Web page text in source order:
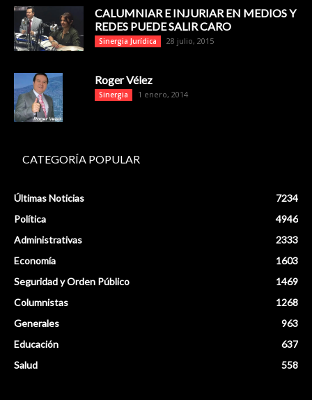
CALUMNIAR E INJURIAR EN MEDIOS Y
REDES PUEDE SALIR CARO
Sinergia Jurídica 28 julio, 2015
Roger Vélez
Sinergia 1 enero, 2014
CATEGORÍA POPULAR
Últimas Noticias
7234
Política
4946
Administrativas
2333
Economía
1603
Seguridad y Orden Público
1469
Columnistas
1268
Generales
963
Educación
637
Salud
558